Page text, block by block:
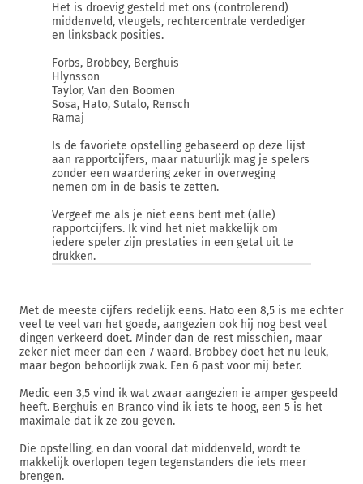
Het is droevig gesteld met ons (controlerend)
middenveld, vleugels, rechtercentrale verdediger
en linksback posities.
Forbs, Brobbey, Berghuis
Hlynsson
Taylor, Van den Boomen
Sosa, Hato, Sutalo, Rensch
Ramaj
Is de favoriete opstelling gebaseerd op deze lijst
aan rapportcijfers, maar natuurlijk mag je spelers
zonder een waardering zeker in overweging
nemen om in de basis te zetten.
Vergeef me als je niet eens bent met (alle)
rapportcijfers. Ik vind het niet makkelijk om
iedere speler zijn prestaties in een getal uit te
drukken.
Met de meeste cijfers redelijk eens. Hato een 8,5 is me echter
veel te veel van het goede, aangezien ook hij nog best veel
dingen verkeerd doet. Minder dan de rest misschien, maar
zeker niet meer dan een 7 waard. Brobbey doet het nu leuk,
maar begon behoorlijk zwak. Een 6 past voor mij beter.
Medic een 3,5 vind ik wat zwaar aangezien ie amper gespeeld
heeft. Berghuis en Branco vind ik iets te hoog, een 5 is het
maximale dat ik ze zou geven.
Die opstelling, en dan vooral dat middenveld, wordt te
makkelijk overlopen tegen tegenstanders die iets meer
brengen.